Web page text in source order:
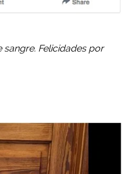
sangre. Felicidades por